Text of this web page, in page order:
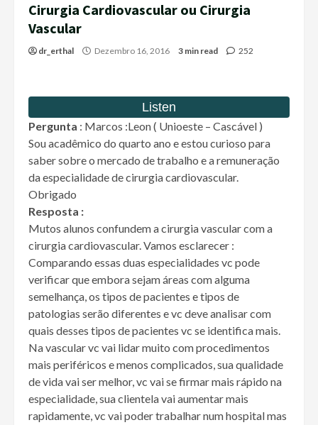
Cirurgia Cardiovascular ou Cirurgia
Vascular
dr_erthal Dezembro 16, 2016 3 min read 252
Pergunta : Marcos :Leon ( Unioeste – Cascável )
Sou acadêmico do quarto ano e estou curioso para
saber sobre o mercado de trabalho e a remuneração
da especialidade de cirurgia cardiovascular.
Obrigado
Resposta :
Mutos alunos confundem a cirurgia vascular com a
cirurgia cardiovascular. Vamos esclarecer :
Comparando essas duas especialidades vc pode
verificar que embora sejam áreas com alguma
semelhança, os tipos de pacientes e tipos de
patologias serão diferentes e vc deve analisar com
quais desses tipos de pacientes vc se identifica mais.
Na vascular vc vai lidar muito com procedimentos
mais periféricos e menos complicados, sua qualidade
de vida vai ser melhor, vc vai se firmar mais rápido na
especialidade, sua clientela vai aumentar mais
rapidamente, vc vai poder trabalhar num hospital mas